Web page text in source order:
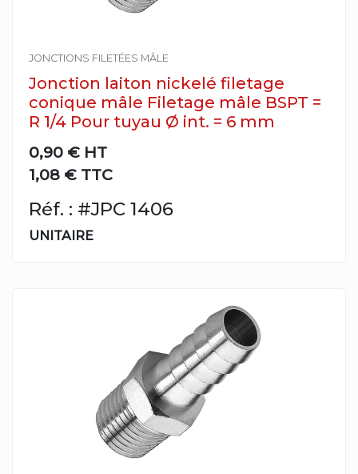
JONCTIONS FILETÉES MÂLE
Jonction laiton nickelé filetage
conique mâle Filetage mâle BSPT =
R 1/4 Pour tuyau Ø int. = 6 mm
0,90 € HT
1,08 € TTC
Réf. : #JPC 1406
UNITAIRE